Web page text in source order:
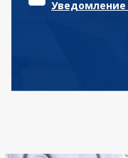
Уведомление